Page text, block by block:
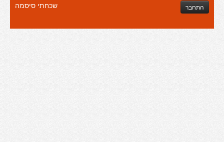
התחבר שכחתי סיסמה